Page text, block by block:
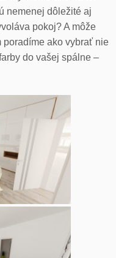
nemenej dôležité aj
pokoj? A môže
poradíme ako vybrať nie
do vašej spálne –